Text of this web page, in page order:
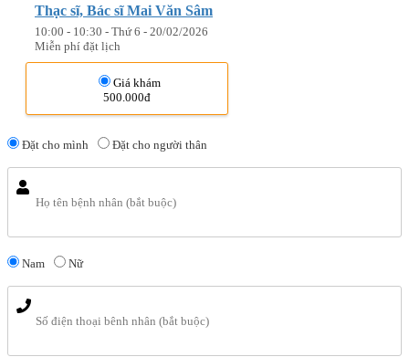
Thạc sĩ, Bác sĩ Mai Văn Sâm
10:00 - 10:30 - Thứ 6 - 20/02/2026
Miễn phí đặt lịch
Giá khám
500.000đ
Đặt cho mình Đặt cho người thân
Nam Nữ